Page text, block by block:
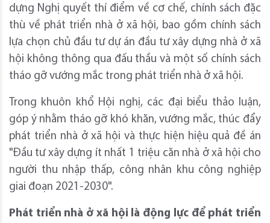
dựng Nghị quyết thí điểm về cơ chế, chính sách đặc
thù về phát triển nhà ở xã hội, bao gồm chính sách
lựa chọn chủ đầu tư dự án đầu tư xây dựng nhà ở xã
hội không thông qua đấu thầu và một số chính sách
tháo gỡ vướng mắc trong phát triển nhà ở xã hội.
Trong khuôn khổ Hội nghị, các đại biểu thảo luận,
góp ý nhằm tháo gỡ khó khăn, vướng mắc, thúc đẩy
phát triển nhà ở xã hội và thực hiện hiệu quả đề án
"Đầu tư xây dựng ít nhất 1 triệu căn nhà ở xã hội cho
người thu nhập thấp, công nhân khu công nghiệp
giai đoạn 2021-2030".
Phát triển nhà ở xã hội là động lực để phát triển